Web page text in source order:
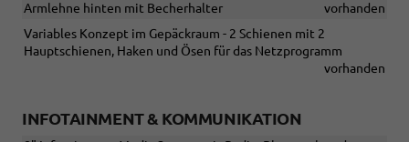
Armlehne hinten mit Becherhalter
vorhanden
Variables Konzept im Gepäckraum - 2 Schienen mit 2
Hauptschienen, Haken und Ösen für das Netzprogramm
vorhanden
INFOTAINMENT & KOMMUNIKATION